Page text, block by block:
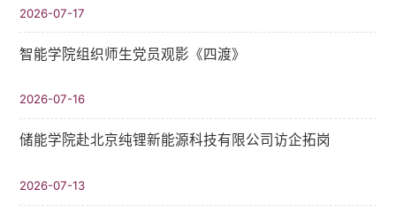
2026-07-17
智能学院组织师生党员观影《四渡》
2026-07-16
储能学院赴北京纯锂新能源科技有限公司访企拓岗
2026-07-13